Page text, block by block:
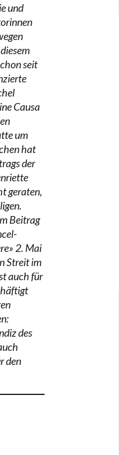
und
seit
Causa
um
hat
der
geraten,
Beitrag
2. Mai
Streit im
auch für
des
den